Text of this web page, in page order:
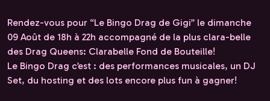
Rendez-vous pour “Le Bingo Drag de Gigi” le dimanche
09 Août de 18h à 22h accompagné de la plus clara-belle
des Drag Queens: Clarabelle Fond de Bouteille!
Le Bingo Drag c’est : des performances musicales, un DJ
Set, du hosting et des lots encore plus fun à gagner!